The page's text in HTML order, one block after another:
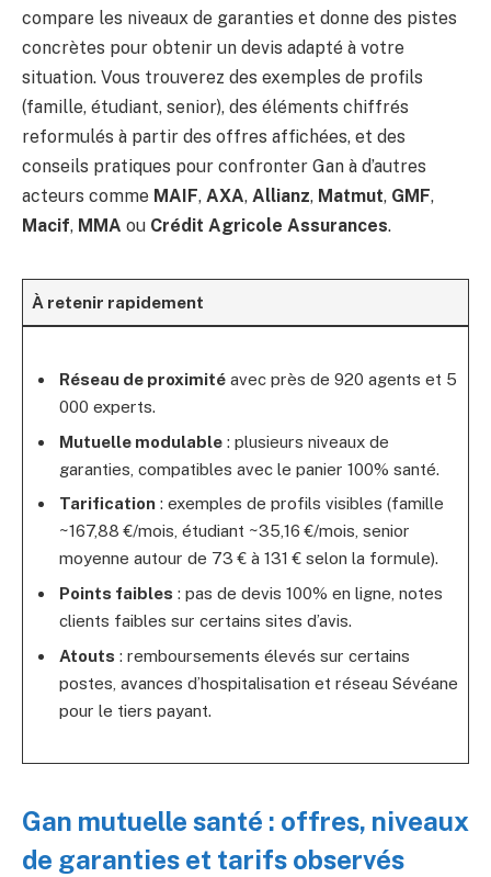
compare les niveaux de garanties et donne des pistes
concrètes pour obtenir un devis adapté à votre
situation. Vous trouverez des exemples de profils
(famille, étudiant, senior), des éléments chiffrés
reformulés à partir des offres affichées, et des
conseils pratiques pour confronter Gan à d’autres
acteurs comme MAIF, AXA, Allianz, Matmut, GMF,
Macif, MMA ou Crédit Agricole Assurances.
À retenir rapidement
Réseau de proximité avec près de 920 agents et 5
000 experts.
Mutuelle modulable : plusieurs niveaux de
garanties, compatibles avec le panier 100% santé.
Tarification : exemples de profils visibles (famille
~167,88 €/mois, étudiant ~35,16 €/mois, senior
moyenne autour de 73 € à 131 € selon la formule).
Points faibles : pas de devis 100% en ligne, notes
clients faibles sur certains sites d’avis.
Atouts : remboursements élevés sur certains
postes, avances d’hospitalisation et réseau Sévéane
pour le tiers payant.
Gan mutuelle santé : offres, niveaux
de garanties et tarifs observés